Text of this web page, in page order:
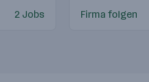
2 Jobs Firma folgen